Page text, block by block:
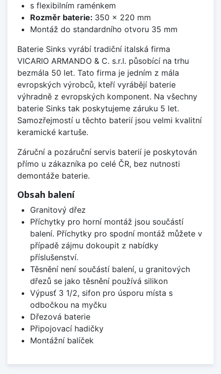
s flexibilním raménkem
Rozměr baterie: 350 x 220 mm
Montáž do standardního otvoru 35 mm
Baterie Sinks vyrábí tradiční italská firma
VICARIO ARMANDO & C. s.r.l. působící na trhu
bezmála 50 let. Tato firma je jedním z mála
evropských výrobců, kteří vyrábějí baterie
výhradně z evropských komponent. Na všechny
baterie Sinks tak poskytujeme záruku 5 let.
Samozřejmostí u těchto baterií jsou velmi kvalitní
keramické kartuše.
Záruční a pozáruční servis baterií je poskytován
přímo u zákazníka po celé ČR, bez nutnosti
demontáže baterie.
Obsah balení
Granitový dřez
Příchytky pro horní montáž jsou součástí
balení. Příchytky pro spodní montáž můžete v
případě zájmu dokoupit z nabídky
příslušenství.
Těsnění není součástí balení, u granitových
dřezů se jako těsnění používá silikon
Výpusť 3 1/2, sifon pro úsporu místa s
odbočkou na myčku
Dřezová baterie
Připojovací hadičky
Montážní balíček